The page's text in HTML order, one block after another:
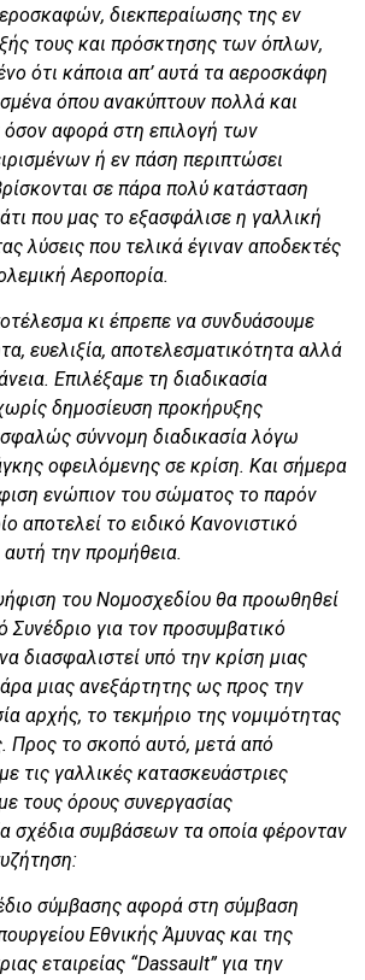
διεκπεραίωσης της εν
τους και πρόσκτησης των όπλων,
ότι κάποια απ’ αυτά τα αεροσκάφη
όπου ανακύπτουν πολλά και
αφορά στη επιλογή των
ή εν πάση περιπτώσει
σε πάρα πολύ κατάσταση
που μας το εξασφάλισε η γαλλική
λύσεις που τελικά έγιναν αποδεκτές
Αεροπορία.
κι έπρεπε να συνδυάσουμε
ευελιξία, αποτελεσματικότητα αλλά
Επιλέξαμε τη διαδικασία
δημοσίευση προκήρυξης
σύννομη διαδικασία λόγω
οφειλόμενης σε κρίση. Και σήμερα
ενώπιον του σώματος το παρόν
αποτελεί το ειδικό Κανονιστικό
αυτή την προμήθεια.
του Νομοσχεδίου θα προωθηθεί
Συνέδριο για τον προσυμβατικό
διασφαλιστεί υπό την κρίση μιας
μιας ανεξάρτητης ως προς την
αρχής, το τεκμήριο της νομιμότητας
Προς το σκοπό αυτό, μετά από
τις γαλλικές κατασκευάστριες
τους όρους συνεργασίας
σχέδια συμβάσεων τα οποία φέρονταν
σύμβασης αφορά στη σύμβαση
Εθνικής Άμυνας και της
εταιρείας “Dassault” για την